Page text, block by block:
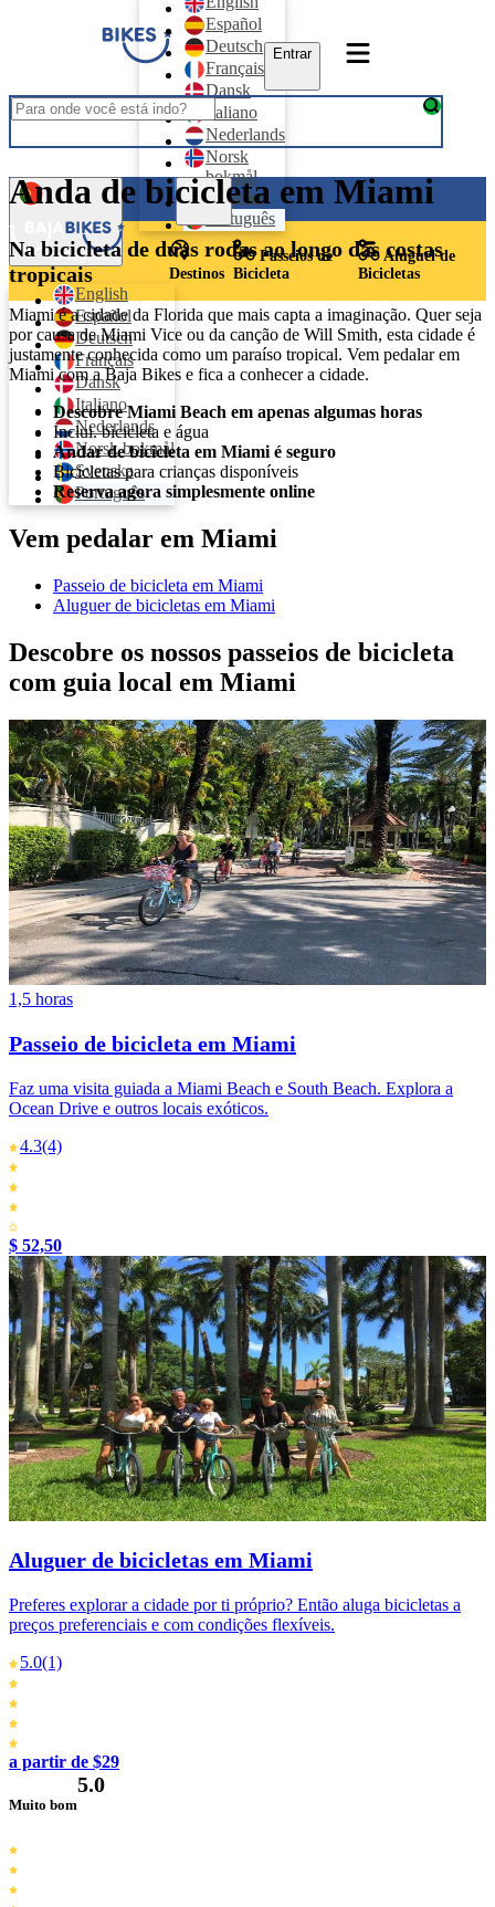
Español
Deutsch
Français
Dansk
Italiano
Nederlands
Norsk
bokmål
Svenska
Português
Entrar
Português
English
Español
Deutsch
Français
Dansk
Italiano
Nederlands
Norsk bokmål
Svenska
Português
Entrar
Destinos
Passeios de
Bicicleta
Aluguel de
Bicicletas
Anda de bicicleta em Miami
Na bicicleta de duas rodas ao longo das costas
tropicais
Miami é a cidade da Florida que mais capta a imaginação. Quer seja
por causa de Miami Vice ou da canção de Will Smith, esta cidade é
justamente conhecida como um paraíso tropical. Vem pedalar em
Miami com a Baja Bikes e fica a conhecer a cidade.
Descobre Miami Beach em apenas algumas horas
Inclui. bicicleta e água
Andar de bicicleta em Miami é seguro
Bicicletas para crianças disponíveis
Reserva agora simplesmente online
Vem pedalar em Miami
Passeio de bicicleta em Miami
Aluguer de bicicletas em Miami
Descobre os nossos passeios de bicicleta
com guia local em Miami
1,5 horas
Passeio de bicicleta em Miami
Faz uma visita guiada a Miami Beach e South Beach. Explora a
Ocean Drive e outros locais exóticos.
4.3(4)
$ 52,50
Aluguer de bicicletas em Miami
Preferes explorar a cidade por ti próprio? Então aluga bicicletas a
preços preferenciais e com condições flexíveis.
5.0(1)
a partir de $29
Muito bom
5.0